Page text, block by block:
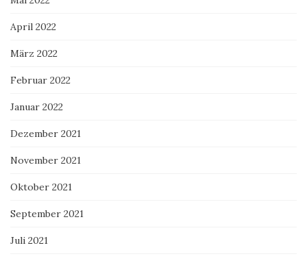
April 2022
März 2022
Februar 2022
Januar 2022
Dezember 2021
November 2021
Oktober 2021
September 2021
Juli 2021